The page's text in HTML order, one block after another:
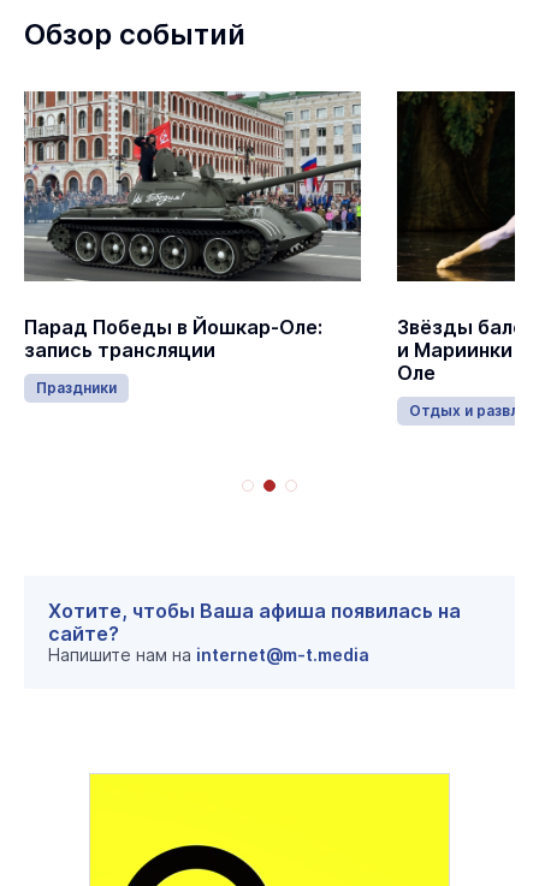
Обзор событий
Парад Победы в Йошкар-Оле:
запись трансляции
Праздники
Звёзды
и Мариинки
Оле
Отдых и
Хотите, чтобы Ваша афиша появилась на
сайте?
Напишите нам на internet@m-t.media